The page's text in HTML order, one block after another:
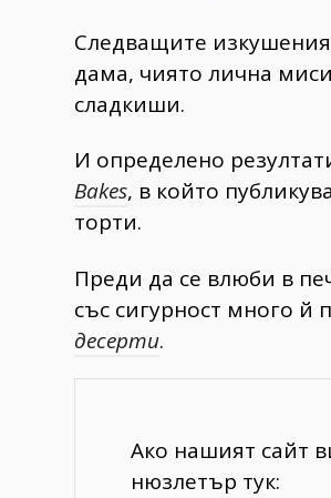
Следващите
дама, чиято лична
сладкиши.
И определено
Bakes, в който
торти.
Преди да се влюби в
със сигурност много й
десерти.
Ако нашият сайт
нюзлетър тук: